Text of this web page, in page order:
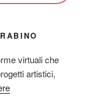
virtuali che
artistici,